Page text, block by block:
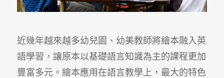
近幾年越來越多幼兒園、幼美教師將繪本融入英
語學習，讓原本以基礎語言知識為主的課程更加
豐富多元。繪本應用在語言教學上，最大的特色